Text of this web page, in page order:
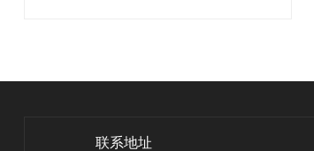
联系地址